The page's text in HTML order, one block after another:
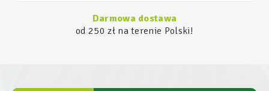
Darmowa dostawa
od 250 zł na terenie Polski!